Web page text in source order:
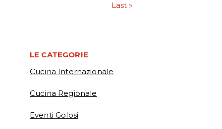
Last »
LE CATEGORIE
Cucina Internazionale
Cucina Regionale
Eventi Golosi